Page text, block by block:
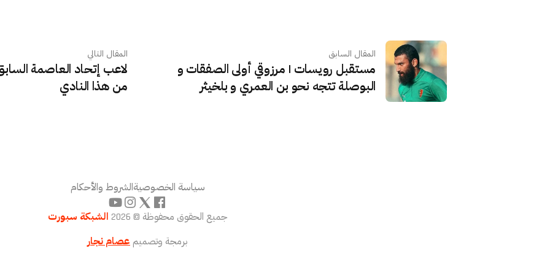
المقال السابق
مستقبل رويسات | مرزوقي أولى الصفقات و
البوصلة تتجه نحو بن العمري و بلخيثر
المقال التالي
لاعب إتحاد العاصمة
من هذا النادي
سياسة الخصوصيةالشروط والأحكام
جميع الحقوق محفوظة © 2026
الشبكة سبورت
برمجة وتصميم عصام نجار